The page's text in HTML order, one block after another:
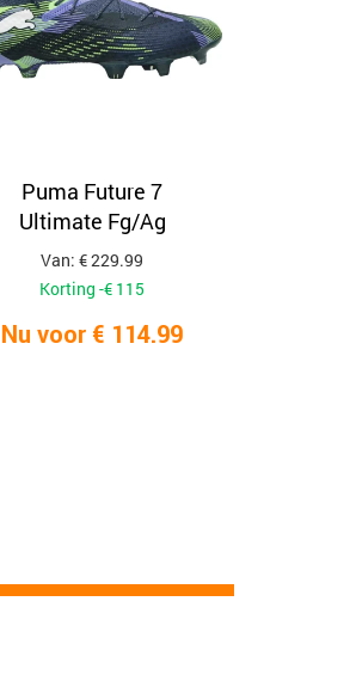
Puma Future 7
Ultimate Fg/Ag
Van: € 229.99
Korting -€ 115
Nu voor € 114.99